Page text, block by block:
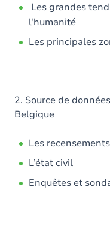
Les grandes
l'humanité
Les principales
2. Source de
Belgique
Les recensements
L’état civil
Enquêtes et